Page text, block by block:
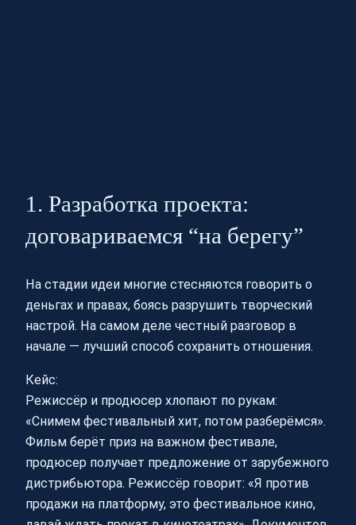
1. Разработка проекта:
договариваемся “на берегу”
На стадии идеи многие стесняются говорить о
деньгах и правах, боясь разрушить творческий
настрой. На самом деле честный разговор в
начале — лучший способ сохранить отношения.
Кейс:
Режиссёр и продюсер хлопают по рукам:
«Снимем фестивальный хит, потом разберёмся».
Фильм берёт приз на важном фестивале,
продюсер получает предложение от зарубежного
дистрибьютора. Режиссёр говорит: «Я против
продажи на платформу, это фестивальное кино,